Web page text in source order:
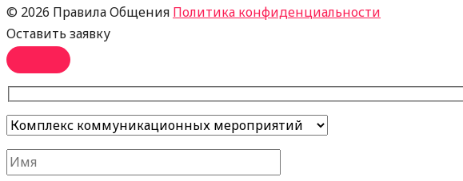
© 2026 Правила Общения Политика конфиденциальности
Оставить заявку